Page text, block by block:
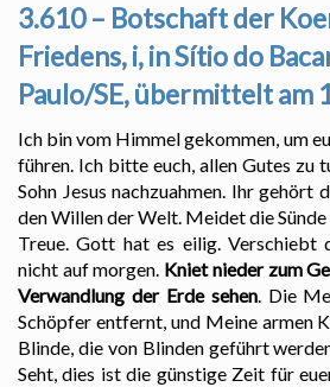
3.610 – Botschaft der
Friedens, i, in Sítio do
Paulo/SE, übermittelt am
Ich bin vom Himmel gekommen, um
führen. Ich bitte euch, allen Gutes zu
Sohn Jesus nachzuahmen. Ihr gehört
den Willen der Welt. Meidet die
Treue. Gott hat es eilig. Verschiebt
nicht auf morgen. Kniet nieder zum
Verwandlung der Erde sehen. Die
Schöpfer entfernt, und Meine armen
Blinde, die von Blinden geführt
Seht, dies ist die günstige Zeit für